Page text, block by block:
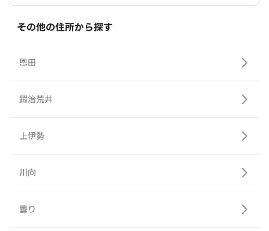
その他の住所から探す
恩田
鍜治荒井
上伊勢
川向
曇り